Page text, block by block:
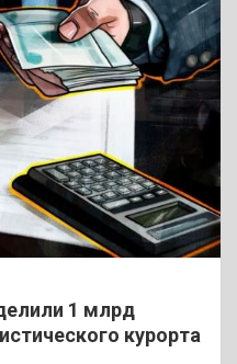
1 млрд
курорта